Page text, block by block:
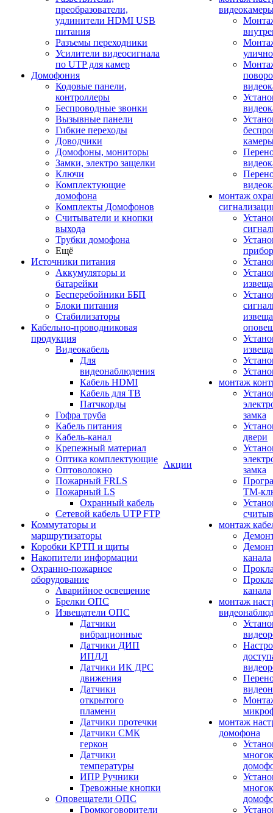
преобразователи,
удлинители HDMI USB
питания
Разъемы переходники
Усилители видеосигнала
по UTP для камер
Домофония
Кодовые панели,
контроллеры
Беспроводные звонки
Вызывные панели
Гибкие переходы
Доводчики
Домофоны, мониторы
Замки, электро защелки
Ключи
Комплектующие
домофона
Комплекты Домофонов
Считыватели и кнопки
выхода
Трубки домофона
Ещё
Источники питания
Аккумуляторы и
батарейки
Бесперебойники ББП
Блоки питания
Стабилизаторы
Кабельно-проводниковая
продукция
Видеокабель
Для
видеонаблюдения
Кабель HDMI
Кабель для ТВ
Патчкорды
Гофра труба
Кабель питания
Кабель-канал
Крепежный материал
Оптика комплектующие
Оптоволокно
Пожарный FRLS
Пожарный LS
Охранный кабель
Сетевой кабель UTP FTP
Коммутаторы и
маршрутизаторы
Коробки КРТП и щиты
Накопители информации
Охранно-пожарное
оборудование
Аварийное освещение
Брелки ОПС
Извещатели ОПС
Датчики
вибрационные
Датчики ДИП
ИПДЛ
Датчики ИК ДРС
движения
Датчики
открытого
пламени
Датчики протечки
Датчики СМК
геркон
Датчики
температуры
ИПР Ручники
Тревожные кнопки
Оповещатели ОПС
Громкоговорители
Акции
монтаж
монтаж
замка
двери
замка
ТМ-
монтаж
канала
канала
монтаж
монтаж
домофона